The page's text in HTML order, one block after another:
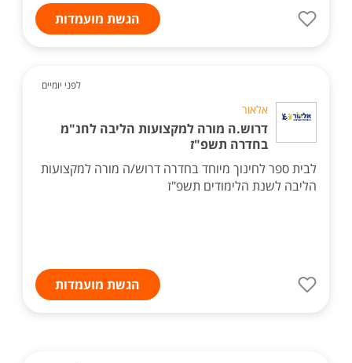
הגשת מועמדות
לפני יומיים
אלאור
דרוש.ה מורה למקצועות הליבה לחנ"מ
בחדרה תשפ"ז
לבית ספר לחינוך מיוחד בחדרה דרוש/ה מורה למקצועות
הליבה לשנת הלימודים תשפ"ז
הגשת מועמדות